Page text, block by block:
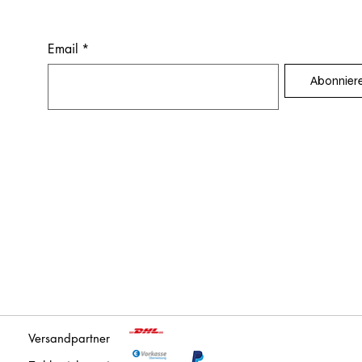
Email *
Versandpartner